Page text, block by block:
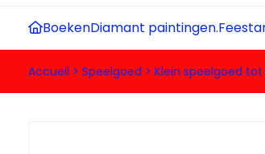
BoekenDiamant paintingen.
Accueil > Speelgoed > Klein speelgoed tot